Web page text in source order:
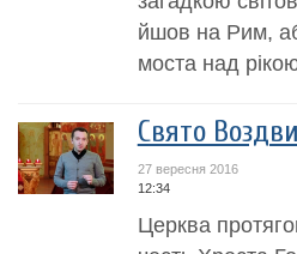
йшов на Рим,
моста над
Свято
27 вересня 2016
12:34
Церква